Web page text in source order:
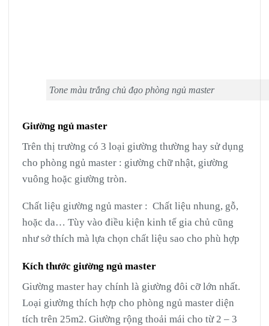
Tone màu trắng chủ đạo phòng ngủ master
Giường ngủ master
Trên thị trường có 3 loại giường thường hay sử dụng
cho phòng ngủ master : giường chữ nhật, giường
vuông hoặc giường tròn.
Chất liệu giường ngủ master : Chất liệu nhung, gỗ,
hoặc da… Tùy vào điều kiện kinh tế gia chủ cũng
như sở thích mà lựa chọn chất liệu sao cho phù hợp
Kích thước giường ngủ master
Giường master hay chính là giường đôi cỡ lớn nhất.
Loại giường thích hợp cho phòng ngủ master diện
tích trên 25m2. Giường rộng thoải mái cho từ 2 – 3